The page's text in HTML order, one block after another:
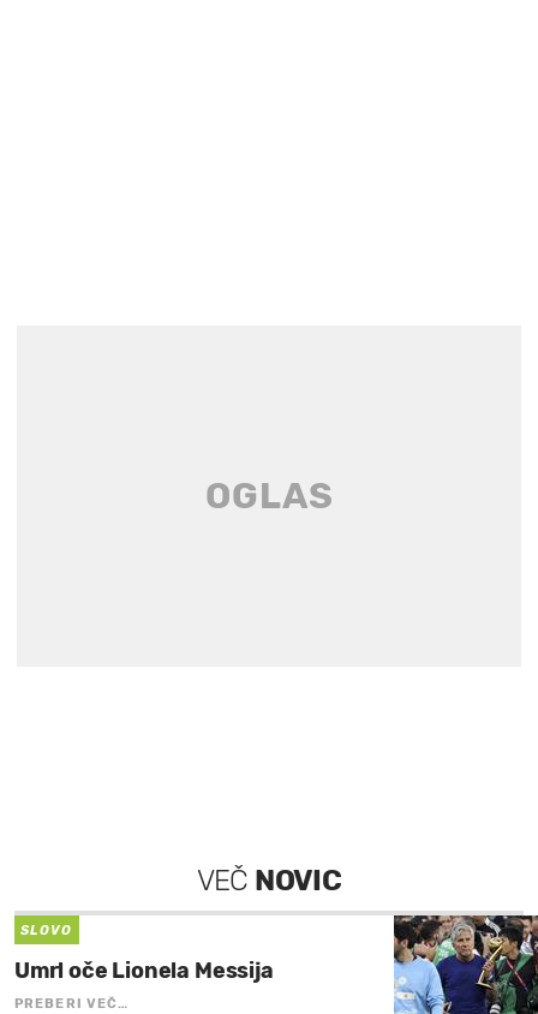
VEČ NOVIC
SLOVO
Umrl oče Lionela Messija
PREBERI VEČ…